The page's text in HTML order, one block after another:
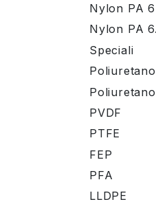
Nylon PA 6
Nylon PA
Speciali
PVDF
PTFE
FEP
PFA
LLDPE